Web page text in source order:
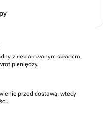
z deklarowanym składem,
pieniędzy.
przed dostawą, wtedy